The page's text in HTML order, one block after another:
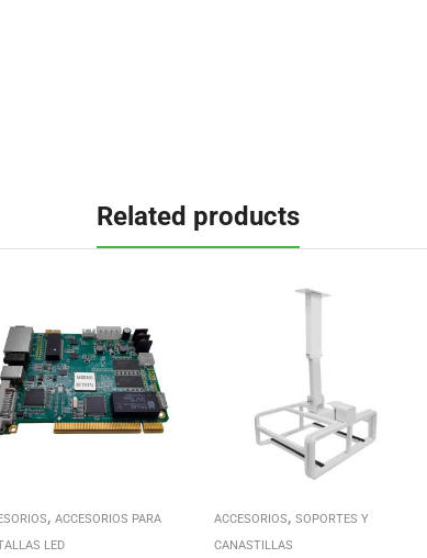
Related products
, ACCESORIOS PARA
LED
ACCESORIOS, SOPORTES Y
CANASTILLAS